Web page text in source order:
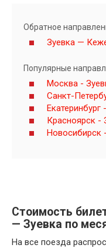
Обратное
Зуевка —
Популярные
Москва -
Санкт-
Екатеринбург
Красноярск -
Новосибирск
Стоимость
— Зуевка по
На все поезда